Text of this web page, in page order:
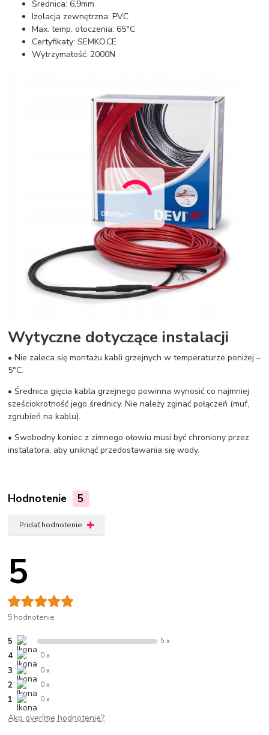
Średnica: 6,9mm
Izolacja zewnętrzna: PVC
Max. temp. otoczenia: 65°C
Certyfikaty: SEMKO,CE
Wytrzymałość: 2000N
Wytyczne dotyczące instalacji
• Nie zaleca się montażu kabli grzejnych w temperaturze poniżej –
5°C.
• Średnica gięcia kabla grzejnego powinna wynosić co najmniej
sześciokrotność jego średnicy. Nie należy zginać połączeń (muf,
zgrubień na kablu).
• Swobodny koniec z zimnego ołowiu musi być chroniony przez
instalatora, aby uniknąć przedostawania się wody.
Hodnotenie 5
Pridať hodnotenie
5
5 hodnotenie
5 5 x
4 0 x
3 0 x
2 0 x
1 0 x
Ako overíme hodnotenie?